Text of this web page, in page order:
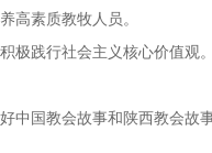
高素质教牧人员。
极践行社会主义核心价值观。
中国教会故事和陕西教会故事